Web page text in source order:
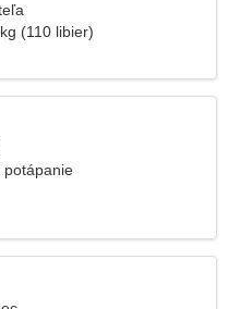
(110 libier)
potápanie